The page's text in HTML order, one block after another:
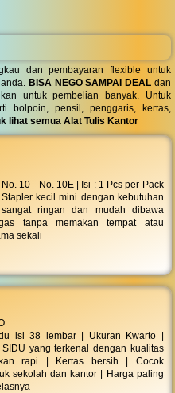
dan pembayaran flexible untuk
BISA NEGO SAMPAI DEAL dan
untuk pembelian banyak. Untuk
bolpoin, pensil, penggaris, kertas,
lihat semua Alat Tulis Kantor
10 - No. 10E | Isi : 1 Pcs per Pack
Stapler kecil mini dengan kebutuhan
ringan dan mudah dibawa
tanpa memakan tempat atau
sekali
isi 38 lembar | Ukuran Kwarto |
yang terkenal dengan kualitas
rapi | Kertas bersih | Cocok
sekolah dan kantor | Harga paling